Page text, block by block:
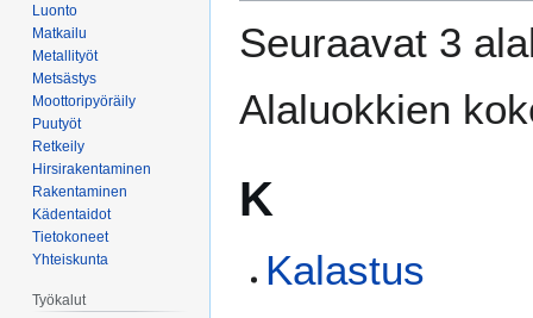
Seuraavat 3
Alaluokkien
K
Kalastus
Luonto
Matkailu
Metallityöt
Metsästys
Moottoripyöräily
Puutyöt
Retkeily
Hirsirakentaminen
Rakentaminen
Kädentaidot
Tietokoneet
Yhteiskunta
Työkalut